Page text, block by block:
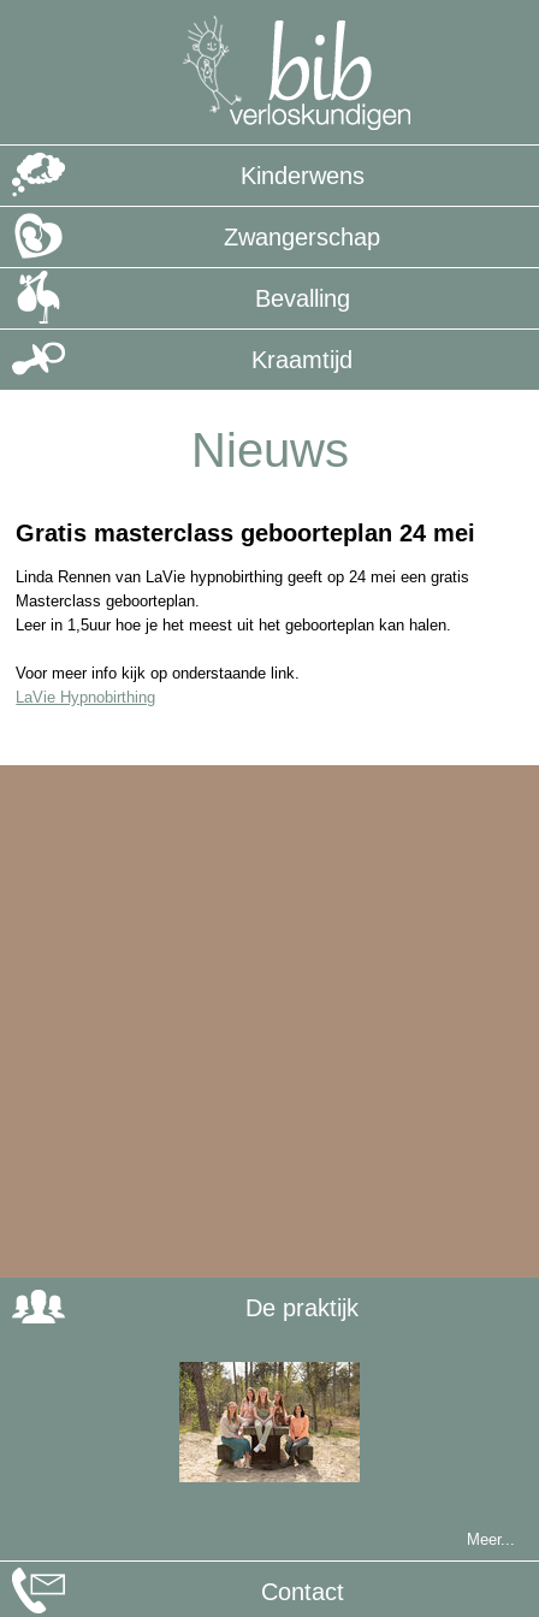
Kinderwens
Zwangerschap
Bevalling
Kraamtijd
Nieuws
Gratis masterclass geboorteplan 24 mei
Linda Rennen van LaVie hypnobirthing geeft op 24 mei een gratis
Masterclass geboorteplan.
Leer in 1,5uur hoe je het meest uit het geboorteplan kan halen.
Voor meer info kijk op onderstaande link.
LaVie Hypnobirthing
De praktijk
Meer...
Contact